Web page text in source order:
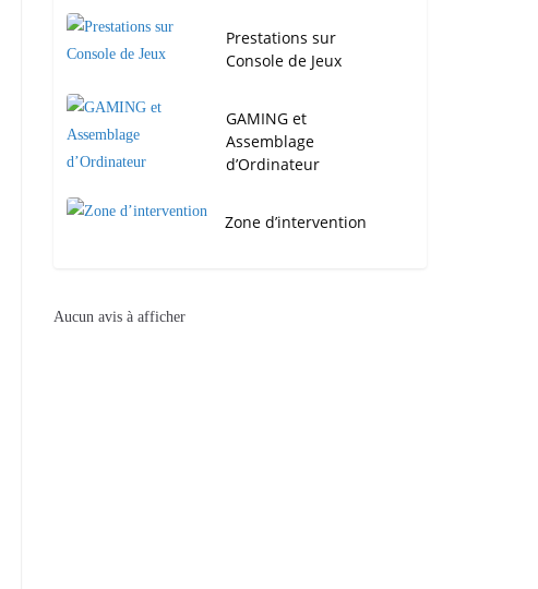
Prestations sur
Console de Jeux
GAMING et
Assemblage
d’Ordinateur
Zone d’intervention
Aucun avis à afficher